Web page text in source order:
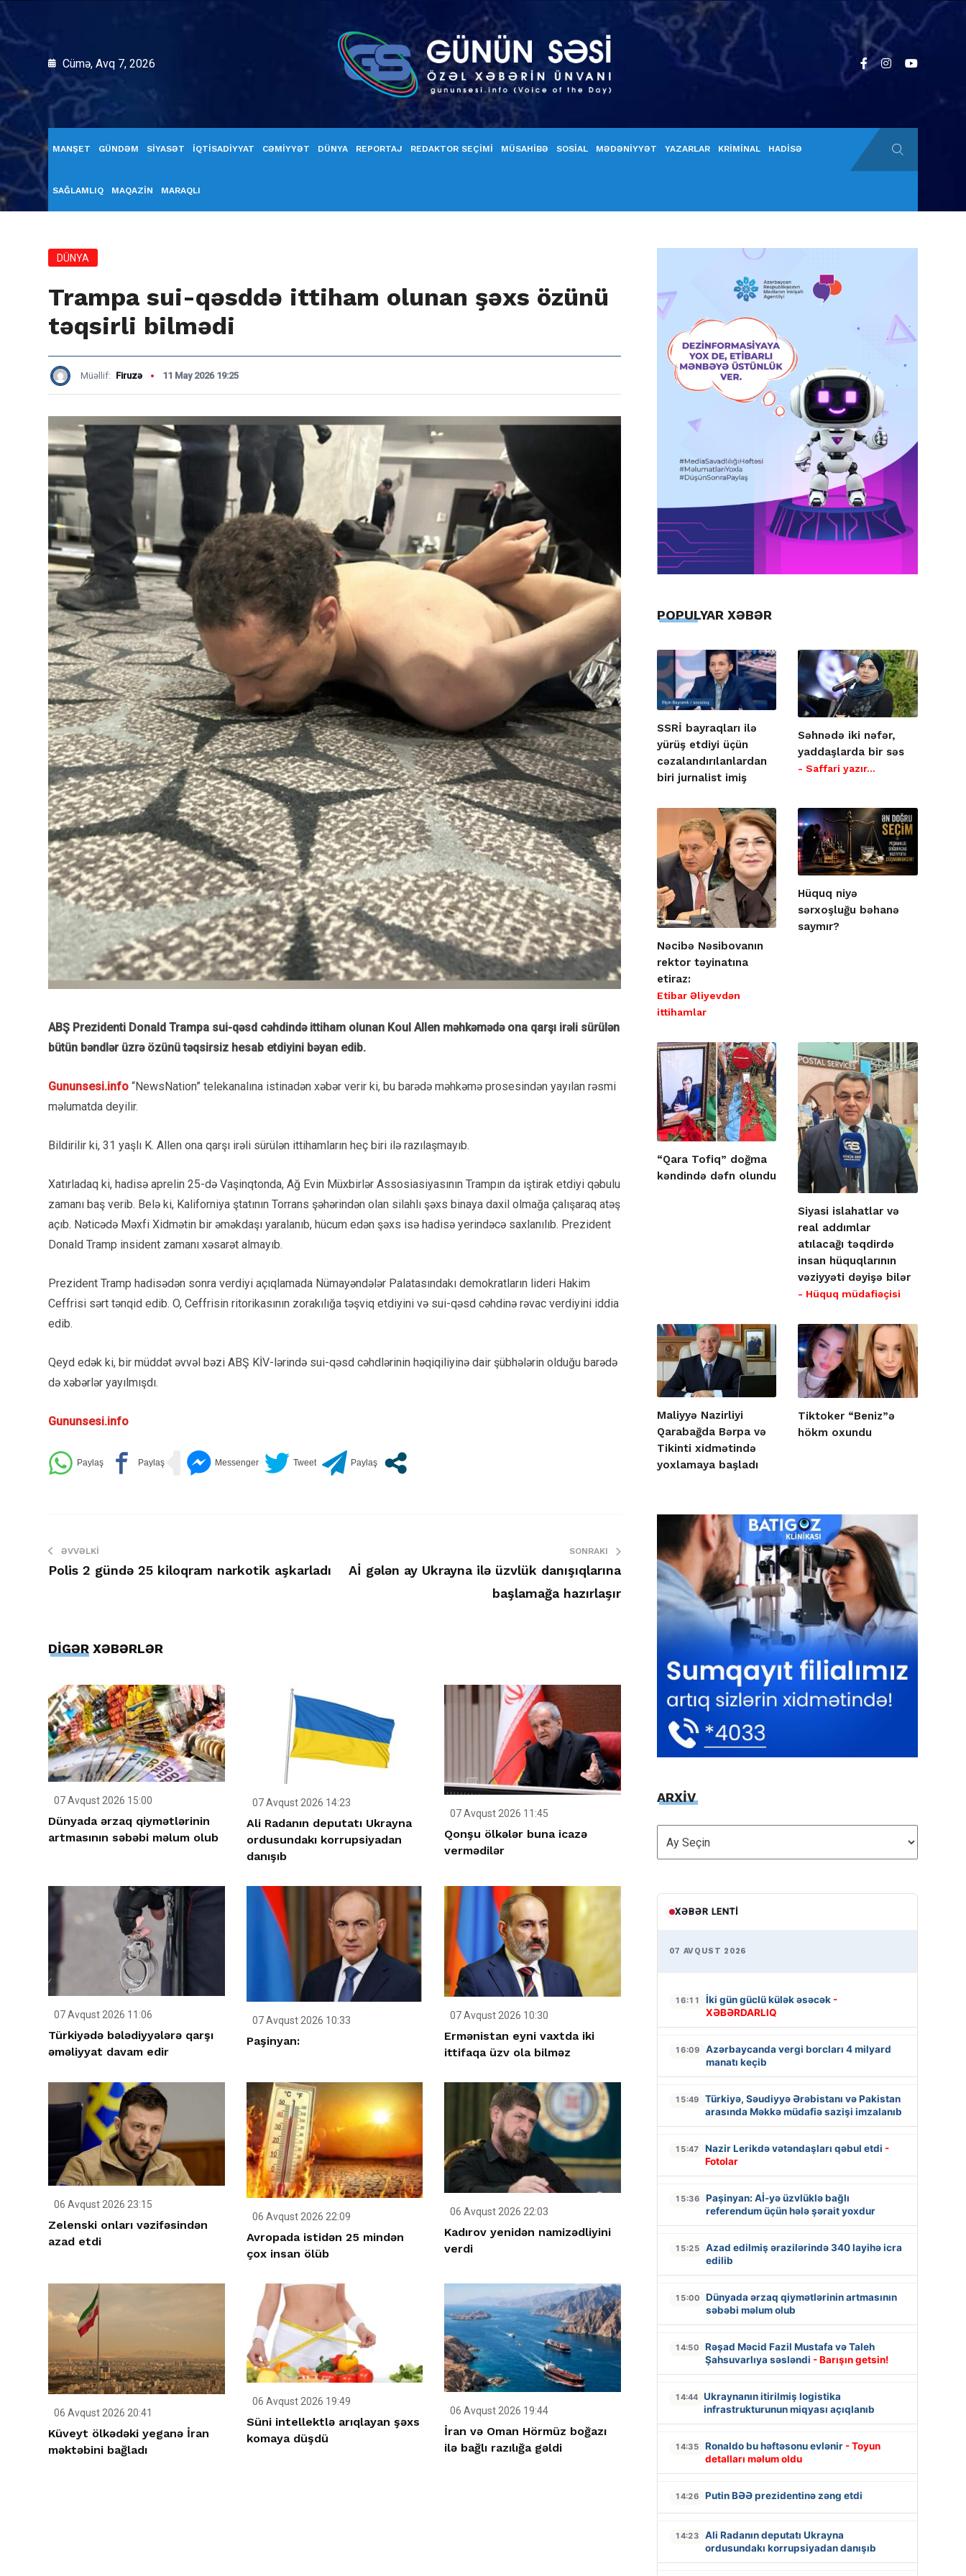
Cümə, Avq 7, 2026
MANŞET GÜNDƏM SİYASƏT İQTİSADİYYAT CƏMİYYƏT DÜNYA REPORTAJ REDAKTOR SEÇİMİ MÜSAHİBƏ SOSİAL MƏDƏNİYYƏT YAZARLAR KRİMİNAL HADİSƏ
SAĞLAMLIQ MAQAZİN MARAQLI
DÜNYA
Trampa sui-qəsddə ittiham olunan şəxs özünü
təqsirli bilmədi
Müəllif: Firuzə 11 May 2026 19:25
ABŞ Prezidenti Donald Trampa sui-qəsd cəhdində ittiham olunan Koul Allen məhkəmədə ona qarşı irəli sürülən
bütün bəndlər üzrə özünü təqsirsiz hesab etdiyini bəyan edib.
Gununsesi.info “NewsNation” telekanalına istinadən xəbər verir ki, bu barədə məhkəmə prosesindən yayılan rəsmi
məlumatda deyilir.
Bildirilir ki, 31 yaşlı K. Allen ona qarşı irəli sürülən ittihamların heç biri ilə razılaşmayıb.
Xatırladaq ki, hadisə aprelin 25-də Vaşinqtonda, Ağ Evin Müxbirlər Assosiasiyasının Trampın da iştirak etdiyi qəbulu
zamanı baş verib. Belə ki, Kaliforniya ştatının Torrans şəhərindən olan silahlı şəxs binaya daxil olmağa çalışaraq atəş
açıb. Nəticədə Məxfi Xidmətin bir əməkdaşı yaralanıb, hücum edən şəxs isə hadisə yerindəcə saxlanılıb. Prezident
Donald Tramp insident zamanı xəsarət almayıb.
Prezident Tramp hadisədən sonra verdiyi açıqlamada Nümayəndələr Palatasındakı demokratların lideri Hakim
Ceffrisi sərt tənqid edib. O, Ceffrisin ritorikasının zorakılığa təşviq etdiyini və sui-qəsd cəhdinə rəvac verdiyini iddia
edib.
Qeyd edək ki, bir müddət əvvəl bəzi ABŞ KİV-lərində sui-qəsd cəhdlərinin həqiqiliyinə dair şübhələrin olduğu barədə
də xəbərlər yayılmışdı.
Gununsesi.info
ƏVVƏLKI
Polis 2 gündə 25 kiloqram narkotik aşkarladı
SONRAKI
Aİ gələn ay Ukrayna ilə üzvlük danışıqlarına
başlamağa hazırlaşır
DİGƏR XƏBƏRLƏR
07 Avqust 2026 15:00
Dünyada ərzaq qiymətlərinin
artmasının səbəbi məlum olub
07 Avqust 2026 14:23
Ali Radanın deputatı Ukrayna
ordusundakı korrupsiyadan
danışıb
07 Avqust 2026 11:45
Qonşu ölkələr buna icazə
vermədilər
07 Avqust 2026 11:06
Türkiyədə bələdiyyələrə qarşı
əməliyyat davam edir
07 Avqust 2026 10:33
Paşinyan:
07 Avqust 2026 10:30
Ermənistan eyni vaxtda iki
ittifaqa üzv ola bilməz
06 Avqust 2026 23:15
Zelenski onları vəzifəsindən
azad etdi
06 Avqust 2026 22:09
Avropada istidən 25 mindən
çox insan ölüb
06 Avqust 2026 22:03
Kadırov yenidən namizədliyini
verdi
06 Avqust 2026 20:41
Küveyt ölkədəki yeganə İran
məktəbini bağladı
06 Avqust 2026 19:49
Süni intellektlə arıqlayan şəxs
komaya düşdü
06 Avqust 2026 19:44
İran və Oman Hörmüz boğazı
ilə bağlı razılığa gəldi
POPULYAR XƏBƏR
SSRİ bayraqları ilə
yürüş etdiyi üçün
cəzalandırılanlardan
biri jurnalist imiş
Səhnədə iki nəfər,
yaddaşlarda bir səs
- Saffari yazır…
Nəcibə Nəsibovanın
rektor təyinatına
etiraz:
Etibar Əliyevdən
ittihamlar
Hüquq niyə
sərxoşluğu bəhanə
saymır?
“Qara Tofiq” doğma
kəndində dəfn olundu
Siyasi islahatlar və
real addımlar
atılacağı təqdirdə
insan hüquqlarının
vəziyyəti dəyişə bilər
- Hüquq müdafiəçisi
Maliyyə Nazirliyi
Qarabağda Bərpa və
Tikinti xidmətində
yoxlamaya başladı
Tiktoker “Beniz”ə
hökm oxundu
ARXİV
ARXİV
XƏBƏR LENTI
07 AVQUST 2026
16:11 İki gün güclü külək əsəcək -
XƏBƏRDARLIQ
16:09
Azərbaycanda vergi borcları 4 milyard
manatı keçib
15:49
Türkiyə, Səudiyyə Ərəbistanı və Pakistan
arasında Məkkə müdafiə sazişi imzalanıb
15:47 Nazir Lerikdə vətəndaşları qəbul etdi -
Fotolar
15:36
Paşinyan: Aİ-yə üzvlüklə bağlı
referendum üçün hələ şərait yoxdur
15:25
Azad edilmiş ərazilərində 340 layihə icra
edilib
15:00
Dünyada ərzaq qiymətlərinin artmasının
səbəbi məlum olub
14:50
Rəşad Məcid Fazil Mustafa və Taleh
Şahsuvarlıya səsləndi - Barışın getsin!
14:44 Ukraynanın itirilmiş logistika
infrastrukturunun miqyası açıqlanıb
14:35 Ronaldo bu həftəsonu evlənir - Toyun
detalları məlum oldu
14:26 Putin BƏƏ prezidentinə zəng etdi
14:23
Ali Radanın deputatı Ukrayna
ordusundakı korrupsiyadan danışıb